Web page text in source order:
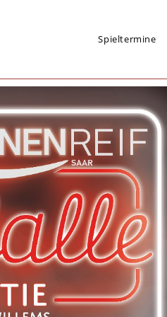
Spieltermine